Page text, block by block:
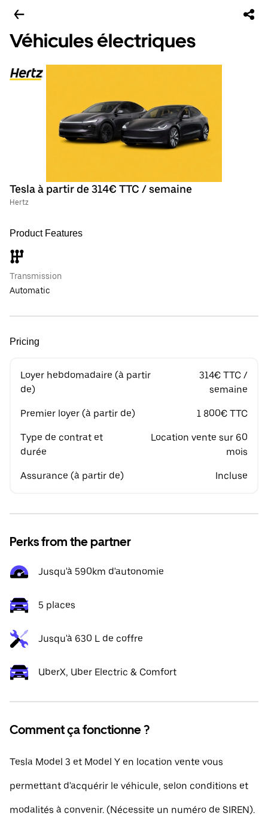
Véhicules électriques
Tesla à partir de 314€ TTC / semaine
Hertz
Product Features
Transmission
Automatic
Pricing
Loyer hebdomadaire (à partir
de)
314€ TTC /
semaine
Premier loyer (à partir de) 1 800€ TTC
Type de contrat et
durée
Location vente sur 60
mois
Assurance (à partir de) Incluse
Perks from the partner
Jusqu'à 590km d'autonomie
5 places
Jusqu'à 630 L de coffre
UberX, Uber Electric & Comfort
Comment ça fonctionne ?
Tesla Model 3 et Model Y en location vente vous
permettant d'acquérir le véhicule, selon conditions et
modalités à convenir. (Nécessite un numéro de SIREN).